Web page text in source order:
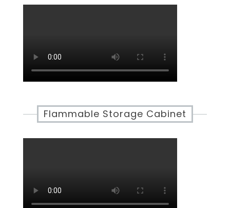
Flammable Storage Cabinet